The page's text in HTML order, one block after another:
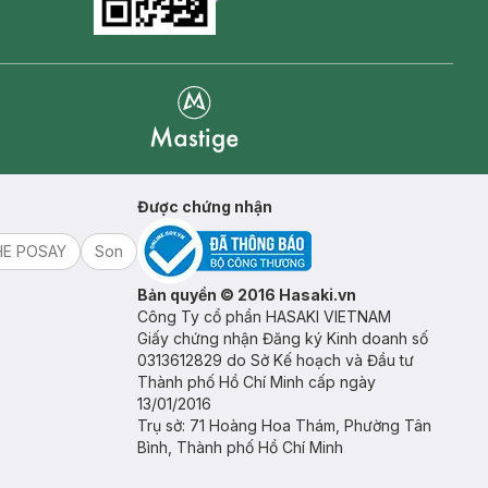
POSAY
Son
Được chứng nhận
Bản quyền © 2016 Hasaki.vn
Công Ty cổ phần HASAKI VIETNAM
Giấy chứng nhận Đăng ký Kinh doanh số
0313612829 do Sở Kế hoạch và Đầu tư
Thành phố Hồ Chí Minh cấp ngày
13/01/2016
Trụ sở: 71 Hoàng Hoa Thám, Phường Tân
Bình, Thành phố Hồ Chí Minh